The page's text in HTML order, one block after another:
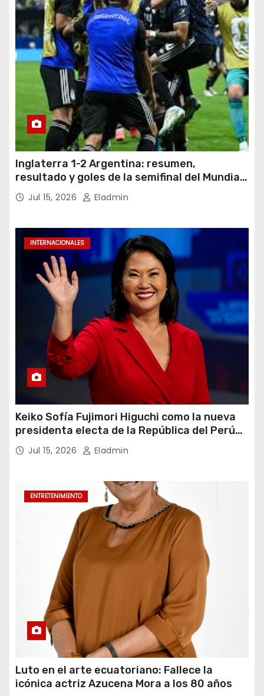
Inglaterra 1-2 Argentina: resumen,
resultado y goles de la semifinal del Mundial
2026Jul 15, 2026 Eladmin
INTERNACIONALES
Keiko Sofía Fujimori Higuchi como la nueva
presidenta electa de la República del Perú
para el periodo constitucional 2026-2031
Jul 15, 2026 Eladmin
ENTRETENIMIENTO
Luto en el arte ecuatoriano: Fallece la
icónica actriz Azucena Mora a los 80 años